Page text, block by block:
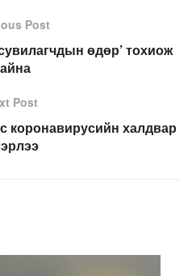
Post
өдөр’ тохиож
Post
коронавирусийн халдвар